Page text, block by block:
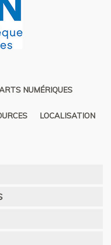
NUMÉRIQUES
LOCALISATION